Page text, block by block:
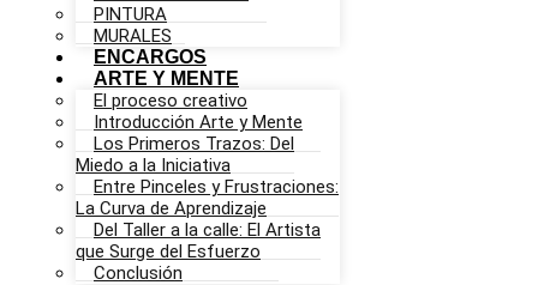
PINTURA
MURALES
ENCARGOS
ARTE Y MENTE
El proceso creativo
Introducción Arte y Mente
Los Primeros Trazos: Del
Miedo a la Iniciativa
Entre Pinceles y Frustraciones:
La Curva de Aprendizaje
Del Taller a la calle: El Artista
que Surge del Esfuerzo
Conclusión